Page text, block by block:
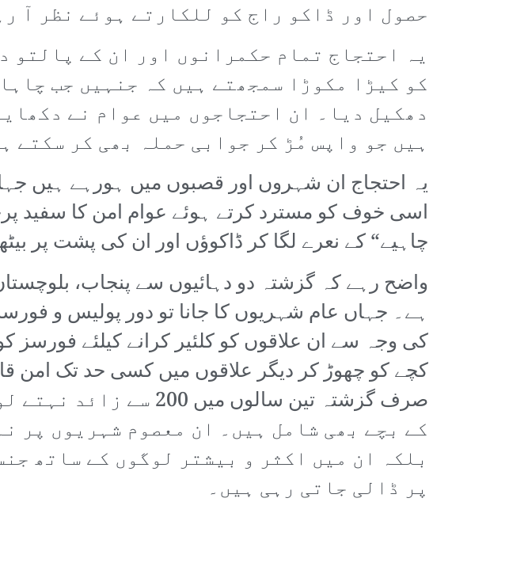
حصول اور ڈاکو راج کو للکارتے ہوئے نظر آ
یہ احتجاج تمام حکمرانوں اور ان کے
کو کیڑا مکوڑا سمجھتے ہیں کہ جنہیں جب
دھکیل دیا۔ ان احتجاجوں میں عوام نے
ہیں جو واپس مُڑ کر جوابی حملہ بھی کر سکتے
یہ احتجاج ان شہروں اور قصبوں میں ہورہے ہیں
اسی خوف کو مسترد کرتے ہوئے عوام امن کا سفید
چاہیے“ کے نعرے لگا کر ڈاکوؤں اور ان کی پشت پر
واضح رہے کہ گزشتہ دو دہائیوں سے پنجاب،
ہے۔ جہاں عام شہریوں کا جانا تو دور پولیس و
کی وجہ سے ان علاقوں کو کلئیر کرانے کیلئے
کچے کو چھوڑ کر دیگر علاقوں میں کسی حد تک امن
صرف گزشتہ تین سالوں
کے بچے بھی شامل ہیں۔ ان معصوم شہریوں پر
بلکہ ان میں اکثر و بیشتر لوگوں کے ساتھ
پر ڈالی جاتی رہی ہیں۔